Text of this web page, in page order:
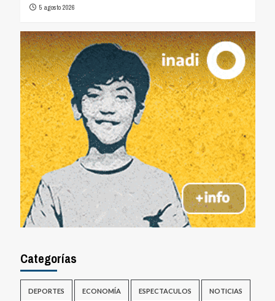
5 agosto 2026
Categorías
DEPORTES ECONOMÍA ESPECTACULOS NOTICIAS